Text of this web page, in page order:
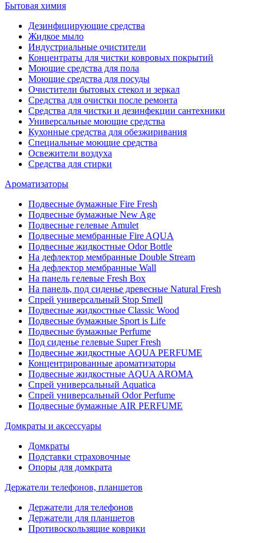
Бытовая химия
Дезинфицирующие средства
Жидкое мыло
Индустриальные очистители
Концентраты для чистки ковровых покрытий
Моющие средства для пола
Моющие средства для посуды
Очистители бытовых стекол и зеркал
Средства для очистки после ремонта
Средства для чистки и дезинфекции сантехники
Универсальные моющие средства
Кухонные средства для обезжиривания
Специальные моющие средства
Освежители воздуха
Средства для стирки
Ароматизаторы
Подвесные бумажные Fire Fresh
Подвесные бумажные New Age
Подвесные гелевые Amulet
Подвесные мембранные Fire AQUA
Подвесные жидкостные Odor Bottle
На дефлектор мембранные Double Stream
На дефлектор мембранные Wall
На панель гелевые Fresh Box
На панель, под сиденье древесные Natural Fresh
Спрей универсальный Stop Smell
Подвесные жидкостные Classic Wood
Подвесные бумажные Sport is Life
Подвесные бумажные Perfume
Под сиденье гелевые Super Fresh
Подвесные жидкостные AQUA PERFUME
Концентрированные ароматизаторы
Подвесные жидкостные AQUA AROMA
Спрей универсальный Aquatica
Спрей универсальный Odor Perfume
Подвесные бумажные AIR PERFUME
Домкраты и аксессуары
Домкраты
Подставки страховочные
Опоры для домкрата
Держатели телефонов, планшетов
Держатели для телефонов
Держатели для планшетов
Противоскользящие коврики